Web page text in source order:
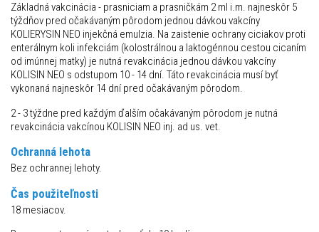
Základná vakcinácia - prasniciam a prasničkám 2 ml i.m. najneskôr 5
týždňov pred očakávaným pôrodom jednou dávkou vakcíny
KOLIERYSIN NEO injekčná emulzia. Na zaistenie ochrany ciciakov proti
enterálnym koli infekciám (kolostrálnou a laktogénnou cestou cicaním
od imúnnej matky) je nutná revakcinácia jednou dávkou vakcíny
KOLISIN NEO s odstupom 10 - 14 dní. Táto revakcinácia musí byť
vykonaná najneskôr 14 dní pred očakávaným pôrodom.
2 - 3 týždne pred každým ďalším očakávaným pôrodom je nutná
revakcinácia vakcínou KOLISIN NEO inj. ad us. vet.
Ochranná lehota
Bez ochrannej lehoty.
Čas použiteľnosti
18 mesiacov.